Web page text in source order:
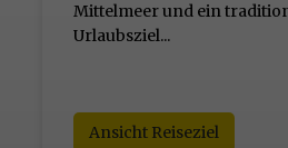
Mittelmeer und ein
Urlaubsziel...
Ansicht Reiseziel